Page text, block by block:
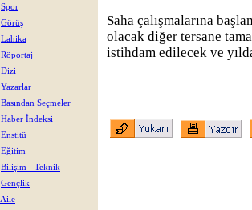
Spor
Görüş
Lahika
Röportaj
Dizi
Yazarlar
Basından Seçmeler
Haber İndeksi
Enstitü
Eğitim
Bilişim - Teknik
Gençlik
Aile
Saha çalışmalarına
olacak diğer tersane
istihdam edilecek ve